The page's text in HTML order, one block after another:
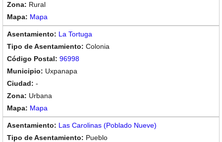
Rural
Mapa
La Tortuga
Colonia
96998
Uxpanapa
-
Urbana
Mapa
Las Carolinas (Poblado Nueve)
Pueblo